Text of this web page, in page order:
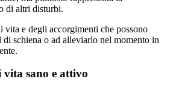
di altri disturbi.
e degli accorgimenti che possono
di schiena o ad alleviarlo nel momento in
vita sano e attivo